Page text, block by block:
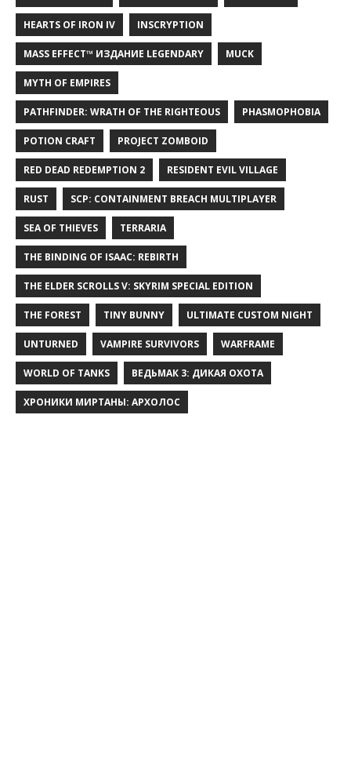
HEARTS OF IRON IV INSCRYPTION
MASS EFFECT™ ИЗДАНИЕ LEGENDARY MUCK
MYTH OF EMPIRES
PATHFINDER: WRATH OF THE RIGHTEOUS PHASMOPHOBIA
POTION CRAFT PROJECT ZOMBOID
RED DEAD REDEMPTION 2 RESIDENT EVIL VILLAGE
RUST SCP: CONTAINMENT BREACH MULTIPLAYER
SEA OF THIEVES TERRARIA
THE BINDING OF ISAAC: REBIRTH
THE ELDER SCROLLS V: SKYRIM SPECIAL EDITION
THE FOREST TINY BUNNY ULTIMATE CUSTOM NIGHT
UNTURNED VAMPIRE SURVIVORS WARFRAME
WORLD OF TANKS ВЕДЬМАК 3: ДИКАЯ ОХОТА
ХРОНИКИ МИРТАНЫ: АРХОЛОС